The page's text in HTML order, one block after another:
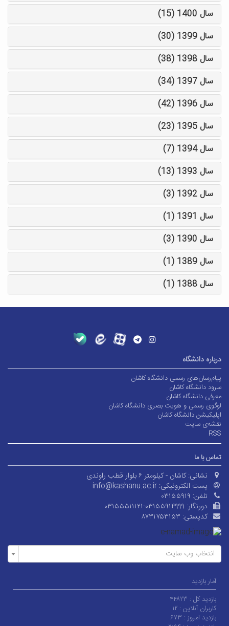
سال 1400 (15)
سال 1399 (30)
سال 1398 (38)
سال 1397 (34)
سال 1396 (42)
سال 1395 (23)
سال 1394 (7)
سال 1393 (13)
سال 1392 (3)
سال 1391 (1)
سال 1390 (3)
سال 1389 (1)
سال 1388 (1)
درباره دانشگاه
پیام‌رسان‌های رسمی دانشگاه کاشان
سرود دانشگاه کاشان
معرفی دانشگاه کاشان
لوگوی رسمی و هویت بصری دانشگاه کاشان
اپلیکیشن دانشگاه کاشان
نقشه‌ی سایت
RSS
تماس با ما
نشانی: کاشان - کیلومتر ۶ بلوار قطب راوندی
پست الکترونیکی: info@kashanu.ac.ir
تلفن: ۰۳۱۵۵۹۱۹
دورنگار: ۰۳۱۵۵۵۱۱۱۲۱-۰۳۱۵۵۹۱۴۹۹۹
کدپستی: ۸۷۳۱۷۵۳۱۵۳
انتخاب وب سایت
آمار بازدید
بازدید کل : ۴۴۸۲۳
کاربران آنلاین : ۱۲
بازدید امروز : ۶۷۳